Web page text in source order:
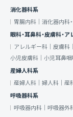
消化器科系
胃腸内科｜ 消化器内科・
眼科・耳鼻科・皮膚科・
アレルギー科｜ 皮膚科｜
小児皮膚科｜ 小児耳鼻咽
産婦人科系
産婦人科｜ 婦人科｜ 産
呼吸器科系
呼吸器内科｜ 呼吸器外